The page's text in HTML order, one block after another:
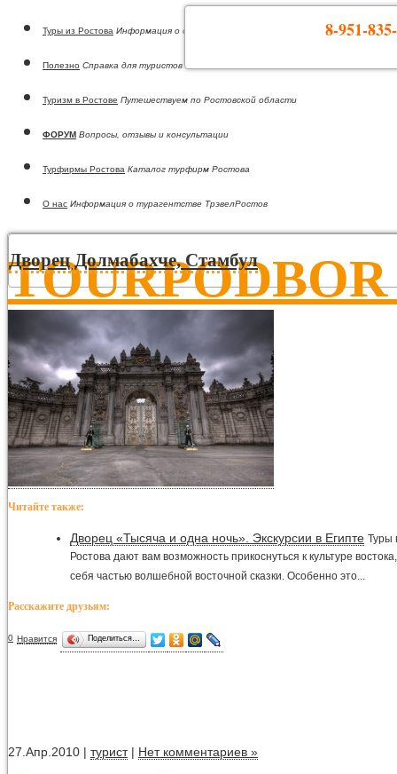
8-951-
Туры из Ростова Информация о странах
Полезно Справка для туристов
Туризм в Ростове Путешествуем по Ростовской области
ФОРУМ Вопросы, отзывы и консультации
Турфирмы Ростова Каталог турфирм Ростова
О нас Информация о турагентстве ТрэвелРостов
Горящие туры из Ростова-на-Дону!
Дворец Долмабахче, Стамбул
Читайте также:
Дворец «Тысяча и одна ночь». Экскурсии в Египте Туры
Ростова дают вам возможность прикоснуться к культуре
себя частью волшебной восточной сказки. Особенно это...
Расскажите друзьям:
0 Нравится Поделиться…
27.Апр.2010 | турист| Нет комментариев »